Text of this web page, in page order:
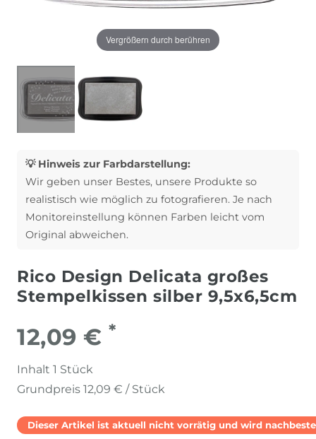
Vergrößern durch berühren
💡 Hinweis zur Farbdarstellung:
Wir geben unser Bestes, unsere Produkte so
realistisch wie möglich zu fotografieren. Je nach
Monitoreinstellung können Farben leicht vom
Original abweichen.
Rico Design Delicata großes
Stempelkissen silber 9,5x6,5cm
12,09 € *
Inhalt 1 Stück
Grundpreis 12,09 € / Stück
Dieser Artikel ist aktuell nicht vorrätig und wird